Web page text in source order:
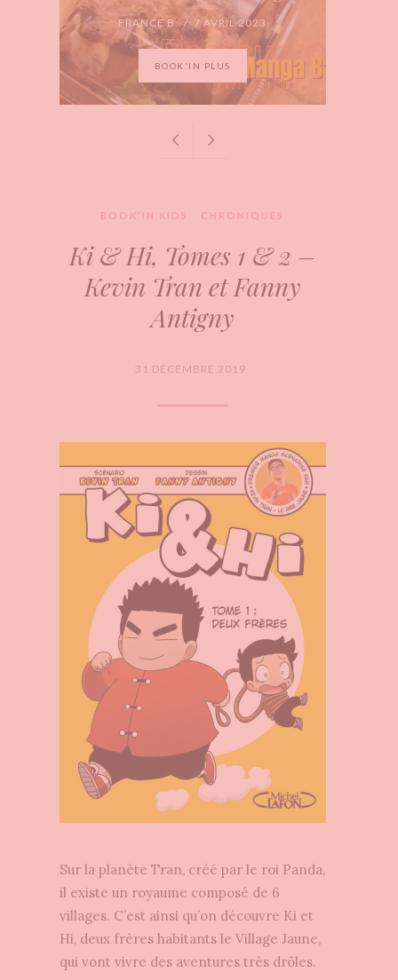
FRANCE B. / 7 AVRIL 2023
BOOK'IN PLUS
BOOK'IN KIDS CHRONIQUES
Ki & Hi, Tomes 1 & 2 –
Kevin Tran et Fanny
Antigny
31 DÉCEMBRE 2019
Sur la planète Tran, créé par le roi Panda,
il existe un royaume composé de 6
villages. C’est ainsi qu’on découvre Ki et
Hi, deux frères habitants le Village Jaune,
qui vont vivre des aventures très drôles.